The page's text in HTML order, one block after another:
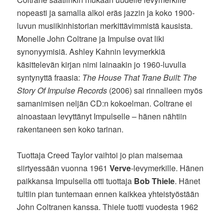
nopeasti ja samalla alkoi eräs jazzin ja koko 1900-
luvun musiikinhistorian merkittävimmistä kausista.
Monelle John Coltrane ja Impulse ovat liki
synonyymisiä. Ashley Kahnin levymerkkiä
käsittelevän kirjan nimi lainaakin jo 1960-luvulla
syntynyttä fraasia: The House That Trane Built: The
Story Of Impulse Records (2006) sai rinnalleen myös
samanimisen neljän CD:n kokoelman. Coltrane ei
ainoastaan levyttänyt Impulselle–hänen nähtiin
rakentaneen sen koko tarinan.
Tuottaja Creed Taylor vaihtoi jo pian maisemaa
siirtyessään vuonna 1961 Verve-levymerkille. Hänen
paikkansa Impulsella otti tuottaja Bob Thiele. Hänet
tultiin pian tuntemaan ennen kaikkea yhteistyöstään
John Coltranen kanssa. Thiele tuotti vuodesta 1962